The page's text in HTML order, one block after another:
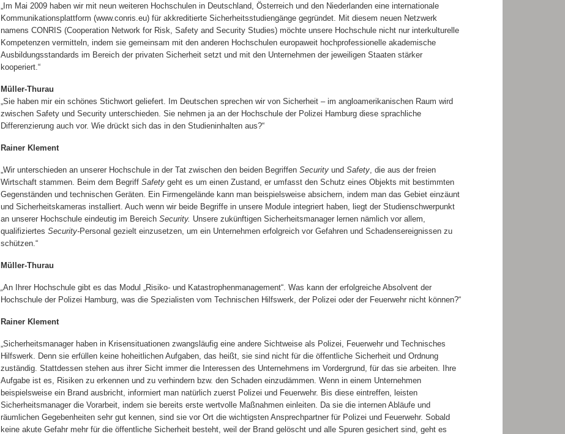
„Im Mai 2009 haben wir mit neun weiteren Hochschulen in Deutschland, Österreich und den Niederlanden eine internationale
Kommunikationsplattform (www.conris.eu) für akkreditierte Sicherheitsstudiengänge gegründet. Mit diesem neuen Netzwerk
namens CONRIS (Cooperation Network for Risk, Safety and Security Studies) möchte unsere Hochschule nicht nur interkulturelle
Kompetenzen vermitteln, indem sie gemeinsam mit den anderen Hochschulen europaweit hochprofessionelle akademische
Ausbildungsstandards im Bereich der privaten Sicherheit setzt und mit den Unternehmen der jeweiligen Staaten stärker
kooperiert.“
Müller-Thurau
„Sie haben mir ein schönes Stichwort geliefert. Im Deutschen sprechen wir von Sicherheit – im angloamerikanischen Raum wird
zwischen Safety und Security unterschieden. Sie nehmen ja an der Hochschule der Polizei Hamburg diese sprachliche
Differenzierung auch vor. Wie drückt sich das in den Studieninhalten aus?“
Rainer Klement
„Wir unterschieden an unserer Hochschule in der Tat zwischen den beiden Begriffen Security und Safety, die aus der freien
Wirtschaft stammen. Beim dem Begriff Safety geht es um einen Zustand, er umfasst den Schutz eines Objekts mit bestimmten
Gegenständen und technischen Geräten. Ein Firmengelände kann man beispielsweise absichern, indem man das Gebiet einzäunt
und Sicherheitskameras installiert. Auch wenn wir beide Begriffe in unsere Module integriert haben, liegt der Studienschwerpunkt
an unserer Hochschule eindeutig im Bereich Security. Unsere zukünftigen Sicherheitsmanager lernen nämlich vor allem,
qualifiziertes Security-Personal gezielt einzusetzen, um ein Unternehmen erfolgreich vor Gefahren und Schadensereignissen zu
schützen.“
Müller-Thurau
„An Ihrer Hochschule gibt es das Modul „Risiko- und Katastrophenmanagement“. Was kann der erfolgreiche Absolvent der
Hochschule der Polizei Hamburg, was die Spezialisten vom Technischen Hilfswerk, der Polizei oder der Feuerwehr nicht können?“
Rainer Klement
„Sicherheitsmanager haben in Krisensituationen zwangsläufig eine andere Sichtweise als Polizei, Feuerwehr und Technisches
Hilfswerk. Denn sie erfüllen keine hoheitlichen Aufgaben, das heißt, sie sind nicht für die öffentliche Sicherheit und Ordnung
zuständig. Stattdessen stehen aus ihrer Sicht immer die Interessen des Unternehmens im Vordergrund, für das sie arbeiten. Ihre
Aufgabe ist es, Risiken zu erkennen und zu verhindern bzw. den Schaden einzudämmen. Wenn in einem Unternehmen
beispielsweise ein Brand ausbricht, informiert man natürlich zuerst Polizei und Feuerwehr. Bis diese eintreffen, leisten
Sicherheitsmanager die Vorarbeit, indem sie bereits erste wertvolle Maßnahmen einleiten. Da sie die internen Abläufe und
räumlichen Gegebenheiten sehr gut kennen, sind sie vor Ort die wichtigsten Ansprechpartner für Polizei und Feuerwehr. Sobald
keine akute Gefahr mehr für die öffentliche Sicherheit besteht, weil der Brand gelöscht und alle Spuren gesichert sind, geht es